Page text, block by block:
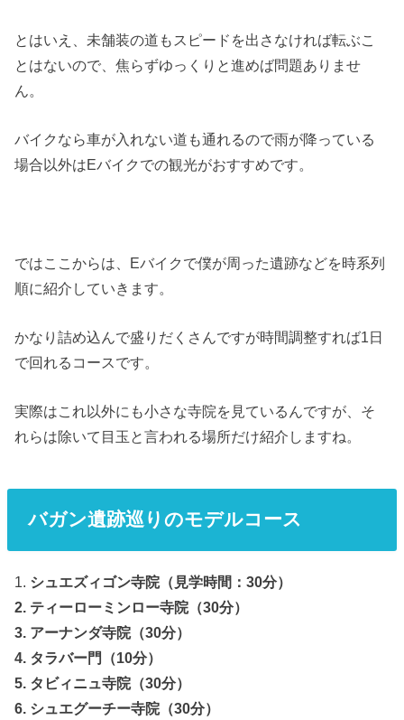
とはいえ、未舗装の道もスピードを出さなければ転ぶこ
とはないので、焦らずゆっくりと進めば問題ありませ
ん。
バイクなら車が入れない道も通れるので雨が降っている
場合以外はEバイクでの観光がおすすめです。
ではここからは、Eバイクで僕が周った遺跡などを時系列
順に紹介していきます。
かなり詰め込んで盛りだくさんですが時間調整すれば1日
で回れるコースです。
実際はこれ以外にも小さな寺院を見ているんですが、そ
れらは除いて目玉と言われる場所だけ紹介しますね。
バガン遺跡巡りのモデルコース
1. シュエズィゴン寺院（見学時間：30分）
2. ティーローミンロー寺院（30分）
3. アーナンダ寺院（30分）
4. タラバー門（10分）
5. タビィニュ寺院（30分）
6. シュエグーチー寺院（30分）